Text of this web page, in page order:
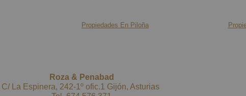
Propiedades En Piloña
Roza & Penabad
C/ La Espinera, 242-1º ofic.1 Gijón, Asturias